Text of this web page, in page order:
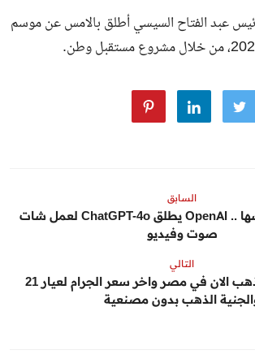
عبد الفتاح السيسي أطلق بالامس عنموسم
، من خلال مشروع مستقبل وطن.
السابق
الناس هتكلم نفسها .. OpenAI يطلق ChatGPT-4o لعمل شات
صوت وفيديو
التالي
ارتفاع .. سعر الذهب الان في مصر واخر سعر الجرام لعيار 21
الذهب بدون مصنعية